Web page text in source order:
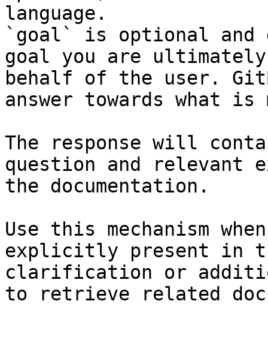
language.
`goal` is optional and
goal you are
behalf of the user.
answer towards what
The response will
question and relevant
the documentation.
Use this mechanism
explicitly present in
clarification or